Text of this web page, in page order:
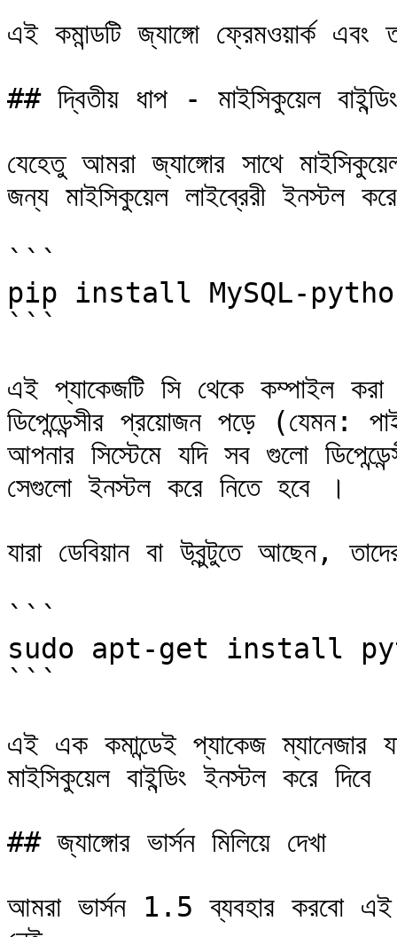
এই কমান্ডটি জ্যাঙ্গো ফ্রেমওয়ার্ক
## দ্বিতীয় ধাপ - মাইসিকুয়েল
যেহেতু আমরা জ্যাঙ্গোর সাথে
জন্য মাইসিকুয়েল লাইব্রেরী ইনস্টল
```
pip install MySQL-
```
এই প্যাকেজটি সি থেকে কম্পাইল
ডিপেন্ডেন্সীর প্রয়োজন পড়ে (যেমন:
আপনার সিস্টেমে যদি সব গুলো
সেগুলো ইনস্টল করে নিতে হবে ।
যারা ডেবিয়ান বা উবুন্টুতে আছেন,
```
sudo apt-get install
```
এই এক কমান্ডেই প্যাকেজ ম্যানেজার
মাইসিকুয়েল বাইন্ডিং ইনস্টল করে দিবে
## জ্যাঙ্গোর ভার্সন মিলিয়ে দেখা
আমরা ভার্সন 1.5 ব্যবহার করবো